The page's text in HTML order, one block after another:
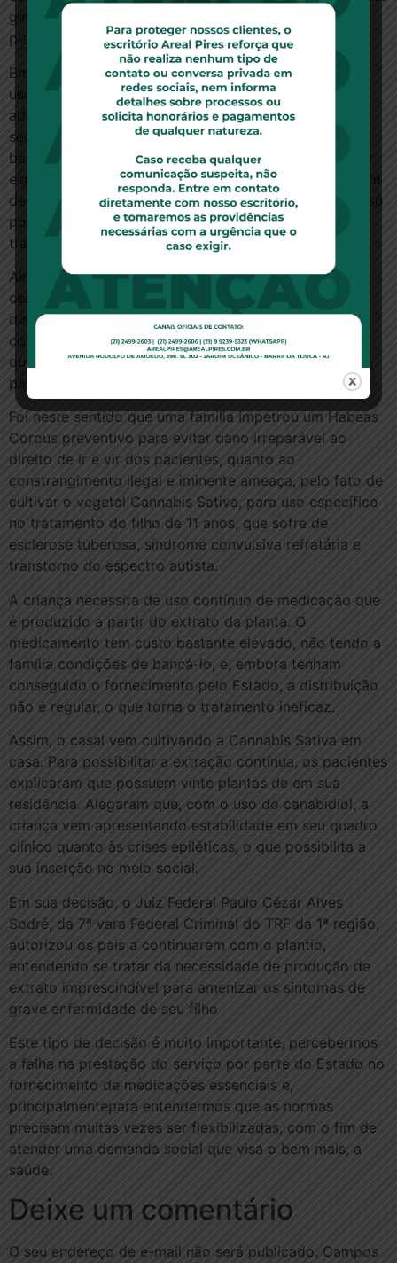
gira em torno da liberação do cultivo e produção da
planta no Brasil.
Em 2014, o Conselho Federal de Medicina autorizou o
uso compassivo do canabidiol para crianças e
adolescentes com epilepsias refratárias. No ano
seguinte, a Anvisa determinou que medicamentos à
base de canabidiol podem ser prescritos por qualquer
especialidade médica e para qualquer doença, também
de modo compassivo. Isso quer dizer que o remédio só
pode ser indicado após o paciente ter tentado outros
tratamentos que não surtiram efeito positivo.
Ainda assim a utilização da substância ainda levanta
certas controvérsias, uma vez que precisa ser
disponibilizada pelo Poder Público, que nem sempre
consegue atender à demanda. Por isso, muito se
questiona sobre a possibilidade do cultivo doméstico,
para viabilizaro acesso mais fácil ao fármaco.
Foi neste sentido que uma família impetrou um Habeas
Corpus preventivo para evitar dano irreparável ao
direito de ir e vir dos pacientes, quanto ao
constrangimento ilegal e iminente ameaça, pelo fato de
cultivar o vegetal Cannabis Sativa, para uso específico
no tratamento do filho de 11 anos, que sofre de
esclerose tuberosa, síndrome convulsiva refratária e
transtorno do espectro autista.
A criança necessita de uso contínuo de medicação que
é produzido a partir do extrato da planta. O
medicamento tem custo bastante elevado, não tendo a
família condições de bancá-lo, e, embora tenham
conseguido o fornecimento pelo Estado, a distribuição
não é regular, o que torna o tratamento ineficaz.
Assim, o casal vem cultivando a Cannabis Sativa em
casa. Para possibilitar a extração contínua, os pacientes
explicaram que possuem vinte plantas de em sua
residência. Alegaram que, com o uso do canabidiol, a
criança vem apresentando estabilidade em seu quadro
clínico quanto às crises epiléticas, o que possibilita a
sua inserção no meio social.
Em sua decisão, o Juiz Federal Paulo Cézar Alves
Sodré, da 7ª vara Federal Criminal do TRF da 1ª região,
autorizou os pais a continuarem com o plantio,
entendendo se tratar da necessidade de produção de
extrato imprescindível para amenizar os sintomas de
grave enfermidade de seu filho
Este tipo de decisão é muito importante, percebermos
a falha na prestação do serviço por parte do Estado no
fornecimento de medicações essenciais e,
principalmentepara entendermos que as normas
precisam muitas vezes ser flexibilizadas, com o fim de
atender uma demanda social que visa o bem mais, a
saúde.
Deixe um comentário
O seu endereço de e-mail não será publicado. Campos